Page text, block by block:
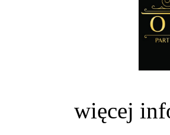
więcej